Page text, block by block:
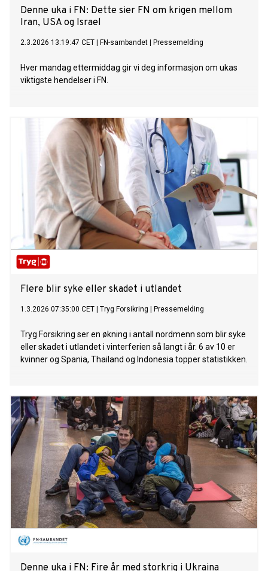
Denne uka i FN: Dette sier FN om krigen mellom
Iran, USA og Israel
2.3.2026 13:19:47 CET FN-sambandet Pressemelding
Hver mandag ettermiddag gir vi deg informasjon om ukas
viktigste hendelser i FN.
Flere blir syke eller skadet i utlandet
1.3.2026 07:35:00 CET Tryg Forsikring Pressemelding
Tryg Forsikring ser en økning i antall nordmenn som blir syke
eller skadet i utlandet i vinterferien så langt i år. 6 av 10 er
kvinner og Spania, Thailand og Indonesia topper statistikken.
Denne uka i FN: Fire år med storkrig i Ukraina